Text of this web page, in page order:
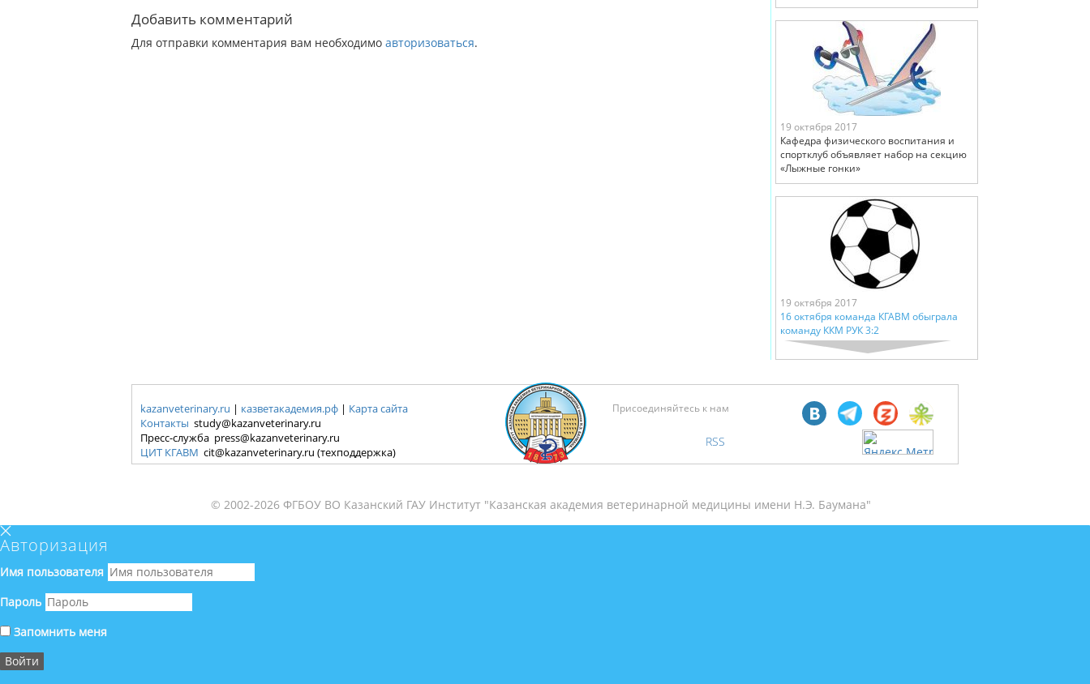
Добавить комментарий
Для отправки комментария вам необходимо авторизоваться.
19 октября 2017
Кафедра физического воспитания и
спортклуб объявляет набор на секцию
«Лыжные гонки»
19 октября 2017
16 октября команда КГАВМ обыграла
команду ККМ РУК 3:2
kazanveterinary.ru | казветакадемия.рф | Карта сайта
Контакты study@kazanveterinary.ru
Пресс-служба press@kazanveterinary.ru
ЦИТ КГАВМ cit@kazanveterinary.ru (техподдержка)
Присоединяйтесь к нам
RSS
© 2002-2026 ФГБОУ ВО Казанский ГАУ Институт "Казанская академия ветеринарной медицины имени Н.Э. Баумана"
Авторизация
Имя пользователя
Пароль
Запомнить меня